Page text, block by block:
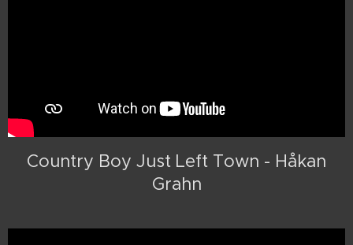
Country Boy Just Left Town - Håkan
Grahn